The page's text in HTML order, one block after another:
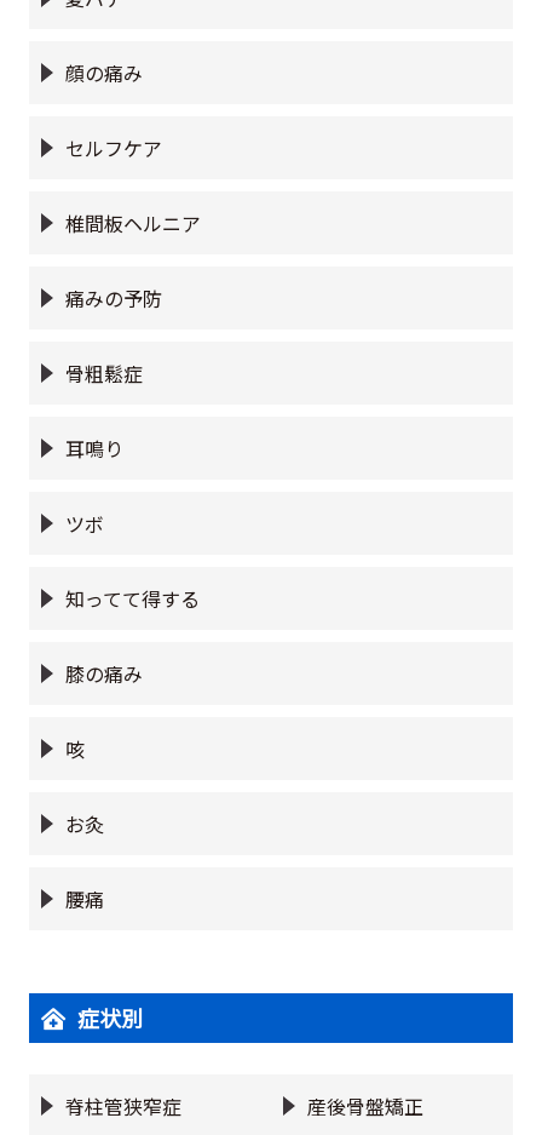
顔の痛み
セルフケア
椎間板ヘルニア
痛みの予防
骨粗鬆症
耳鳴り
ツボ
知ってて得する
膝の痛み
咳
お灸
腰痛
症状別
脊柱管狭窄症 産後骨盤矯正